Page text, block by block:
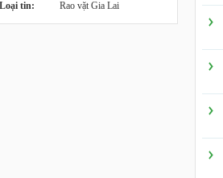
Loại tin:
Rao vặt Gia Lai